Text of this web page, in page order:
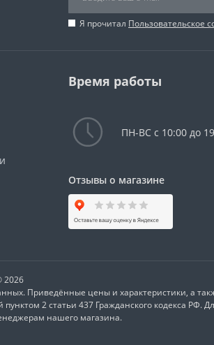
Я прочитал Пользовательское
Время работы
ПН-ВС с 10:00 до
Отзывы о магазине
2026
Приведённые цены и характеристики, а
2 статьи 437 Гражданского кодекса РФ.
нашего магазина.